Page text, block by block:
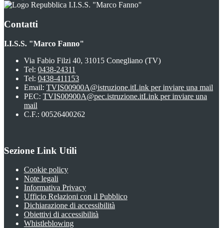
I.I.S.S. "Marco Fanno"
Contatti
I.I.S.S. "Marco Fanno"
Via Fabio Filzi 40, 31015 Conegliano (TV)
Tel: 0438-24311
Tel: 0438-411153
Email: TVIS00900A@istruzione.itLink per inviare una mail
PEC: TVIS00900A@pec.istruzione.itLink per inviare una
mail
C.F.: 00526400262
Sezione Link Utili
Cookie policy
Note legali
Informativa Privacy
Ufficio Relazioni con il Pubblico
Dichiarazione di accessibilità
Obiettivi di accessibilità
Whistleblowing